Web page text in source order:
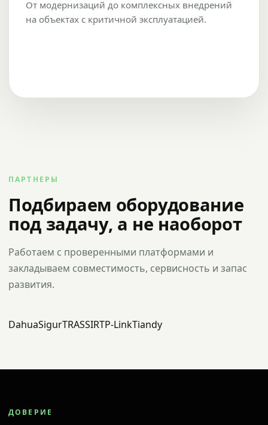
От модернизаций до комплексных внедрений
на объектах с критичной эксплуатацией.
ПАРТНЕРЫ
Подбираем оборудование
под задачу, а не наоборот
Работаем с проверенными платформами и
закладываем совместимость, сервисность и запас
развития.
DahuaSigurTRASSIRTP-LinkTiandy
ДОВЕРИЕ